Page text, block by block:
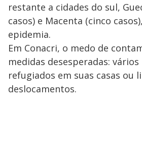
restante a cidades do sul,
casos) e Macenta (cinco
epidemia.
Em Conacri, o medo de
medidas desesperadas:
refugiados em suas casas ou
deslocamentos.